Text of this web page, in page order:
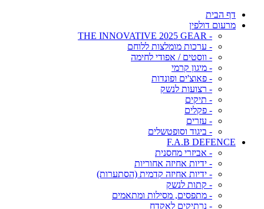
דף הבית
מרעום דולפין
- THE INNOVATIVE 2025 GEAR
- ערכות מומלצות ללוחם
- ווסטים / אפודי לחימה
- מיגון קרמי
- פאוצ'ים ופונדות
- רצועות לנשק
- תיקים
- פקלים
- עזרים
- ביגוד וסופטשלים
F.A.B DEFENCE
- אביזרי מחסנית
- ידיות אחיזה אחוריות
- ידיות אחיזה קדמית (הסתערות)
- קתות לנשק
- מתפסים, מסילות ומתאמים
- נרתיקים לאקדח